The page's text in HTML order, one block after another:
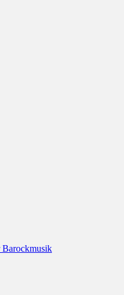
Barockmusik